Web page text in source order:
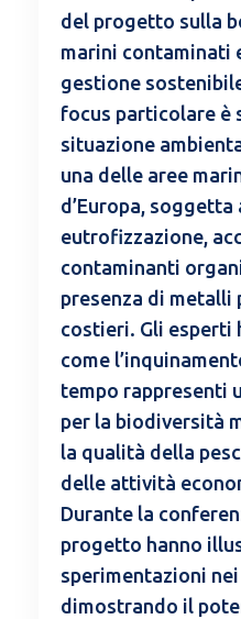
del progetto sulla
marini contaminati
gestione
focus particolare è
situazione
una delle aree
d’Europa,
eutrofizzazione,
contaminanti
presenza di metalli
costieri. Gli esperti
come
tempo rappresenti
per la biodiversità
la qualità della
delle attività
Durante la
progetto hanno
sperimentazioni
dimostrando il